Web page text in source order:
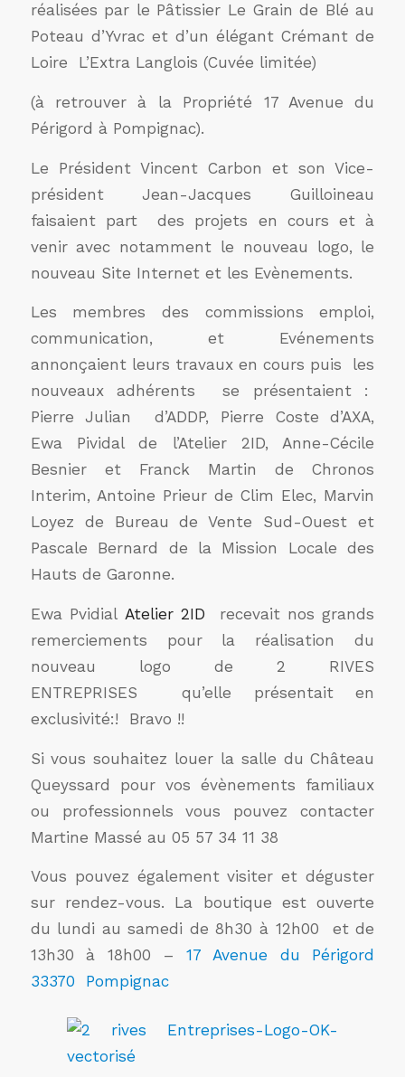
réalisées par le Pâtissier Le Grain de Blé au
Poteau d’Yvrac et d’un élégant Crémant de
Loire L’Extra Langlois (Cuvée limitée)
(à retrouver à la Propriété 17 Avenue du
Périgord à Pompignac).
Le Président Vincent Carbon et son Vice-
président Jean-Jacques Guilloineau
faisaient part des projets en cours et à
venir avec notamment le nouveau logo, le
nouveau Site Internet et les Evènements.
Les membres des commissions emploi,
communication, et Evénements
annonçaient leurs travaux en cours puis les
nouveaux adhérents se présentaient :
Pierre Julian d’ADDP, Pierre Coste d’AXA,
Ewa Pividal de l’Atelier 2ID, Anne-Cécile
Besnier et Franck Martin de Chronos
Interim, Antoine Prieur de Clim Elec, Marvin
Loyez de Bureau de Vente Sud-Ouest et
Pascale Bernard de la Mission Locale des
Hauts de Garonne.
Ewa Pvidial Atelier 2ID
recevait nos grands
remerciements pour la réalisation du
nouveau logo de 2 RIVES
ENTREPRISES qu’elle présentait en
exclusivité:! Bravo !!
Si vous souhaitez louer la salle du Château
Queyssard pour vos évènements familiaux
ou professionnels vous pouvez contacter
Martine Massé au 05 57 34 11 38
Vous pouvez également visiter et déguster
sur rendez-vous. La boutique est ouverte
du lundi au samedi de 8h30 à 12h00 et de
13h30 à 18h00 – 17 Avenue du Périgord
33370 Pompignac